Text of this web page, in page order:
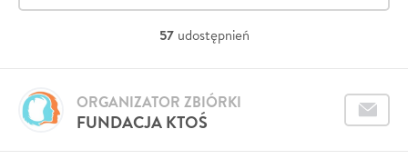
57 udostępnień
FUNDACJA KTOŚ
ORGANIZATOR ZBIÓRKI